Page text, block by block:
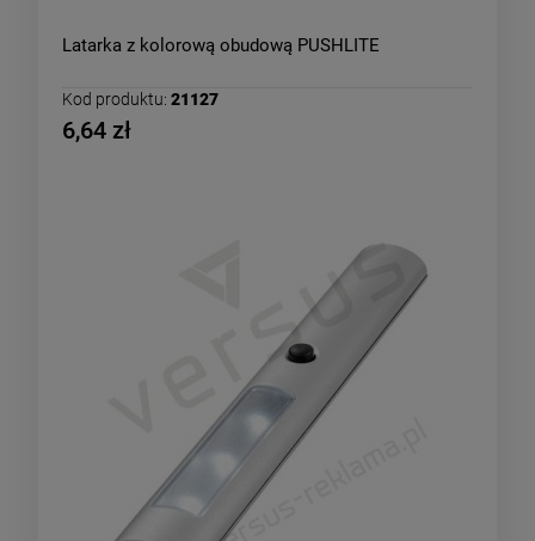
Latarka z kolorową obudową PUSHLITE
Kod produktu: 21127
6,64 zł